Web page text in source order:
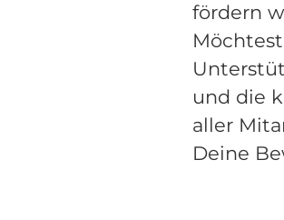
fördern
und die
aller
Deine